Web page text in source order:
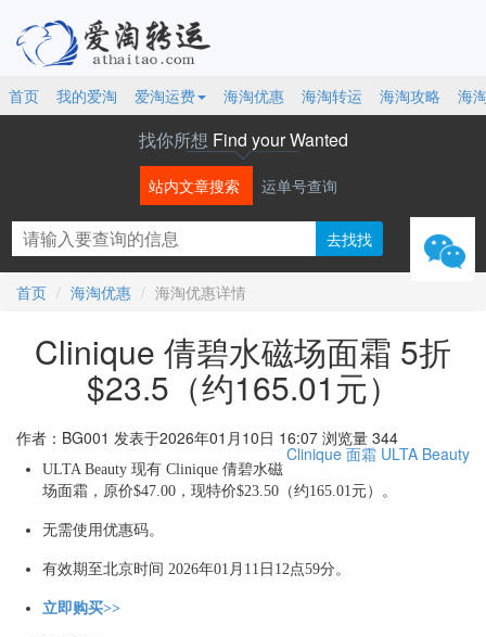
首页 我的爱淘 爱淘运费 海淘优惠 海淘转运 海淘攻略 海
找你所想 Find your Wanted
站内文章搜索 运单号查询
首页 海淘优惠 海淘优惠详情
Clinique 倩碧水磁场面霜 5折
$23.5（约165.01元）
作者：BG001 发表于2026年01月10日 16:07 浏览量 344
Clinique 面霜 ULTA Beauty
ULTA Beauty 现有 Clinique 倩碧水磁
场面霜，原价$47.00，现特价$23.50（约165.01元）。
无需使用优惠码。
有效期至北京时间 2026年01月11日12点59分。
立即购买>>